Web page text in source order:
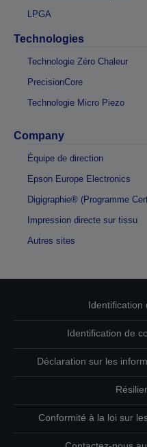
LPGA
Technologies
Technologie Zéro Chaleur
PrecisionCore
Technologie Micro Piezo
Company
Équipe de direction
Epson Europe Electronics
Digigraphie® (Programme
Impression directe sur tissu
Autres sites
Identification
Identification de
Déclaration sur les
Conformité à la loi sur